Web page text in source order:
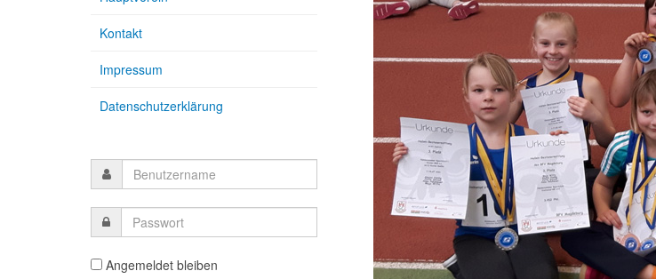
Kontakt
Impressum
Datenschutzerklärung
Angemeldet bleiben